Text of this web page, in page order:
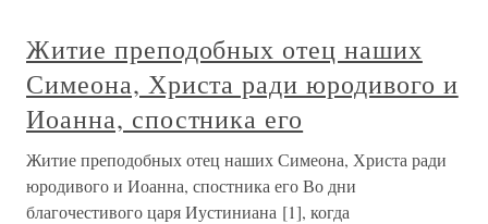
Житие преподобных отец наших
Симеона, Христа ради юродивого и
Иоанна, спостника его
Житие преподобных отец наших Симеона, Христа ради
юродивого и Иоанна, спостника его Во дни
благочестивого царя Иустиниана [1], когда